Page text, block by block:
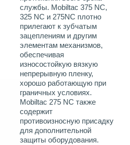
службы. Mobiltac 375 NC,
325 NC и 275NC плотно
прилегают к зубчатым
зацеплениям и другим
элементам механизмов,
обеспечивая
износостойкую вязкую
непрерывную пленку,
хорошо работающую при
граничных условиях.
Mobiltac 275 NC также
содержит
противоизносную присадку
для дополнительной
защиты оборудования.